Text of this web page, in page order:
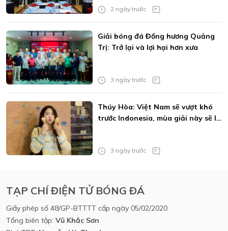
2 ngày trước
Giải bóng đá Đồng hương Quảng
Trị: Trở lại và lợi hại hơn xưa
3 ngày trước
Thúy Hòa: Việt Nam sẽ vượt khó
trước Indonesia, mùa giải này sẽ là
3 ngày trước
TẠP CHÍ ĐIỆN TỬ BÓNG ĐÁ
Giấy phép số 48/GP-BTTTT cấp ngày 05/02/2020
Tổng biên tập: Vũ Khắc Sơn